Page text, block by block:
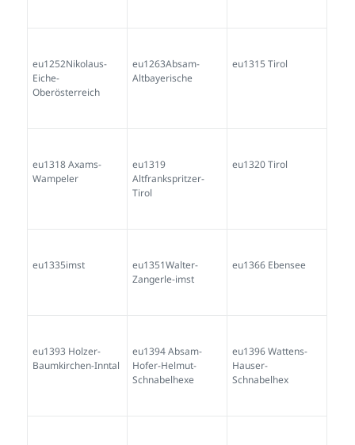
eu1252Nikolaus-
Eiche-
Oberösterreich
eu1263Absam-
Altbayerische
eu1315 Tirol
eu1318 Axams-
Wampeler
eu1319
Altfrankspritzer-
Tirol
eu1320 Tirol
eu1335imst
eu1351Walter-
Zangerle-imst
eu1366 Ebensee
eu1393 Holzer-
Baumkirchen-Inntal
eu1394 Absam-
Hofer-Helmut-
Schnabelhexe
eu1396 Wattens-
Hauser-
Schnabelhex